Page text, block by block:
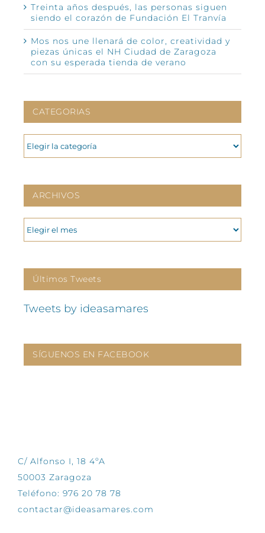
Treinta años después, las personas siguen
siendo el corazón de Fundación El Tranvía
Mos nos une llenará de color, creatividad y
piezas únicas el NH Ciudad de Zaragoza
con su esperada tienda de verano
CATEGORIAS
CATEGORIAS
ARCHIVOS
ARCHIVOS
Últimos Tweets
Tweets by ideasamares
SÍGUENOS EN FACEBOOK
C/ Alfonso I, 18 4ºA
50003 Zaragoza
Teléfono: 976 20 78 78
contactar@ideasamares.com